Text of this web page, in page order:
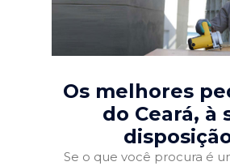
Os melhores
do Ceará, à
Se o que você procura é